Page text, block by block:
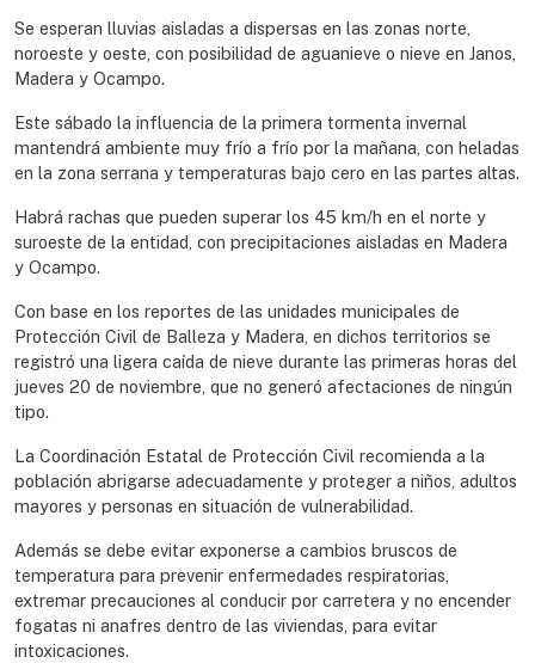
Se esperan lluvias aisladas a dispersas en las zonas norte,
noroeste y oeste, con posibilidad de aguanieve o nieve en Janos,
Madera y Ocampo.
Este sábado la influencia de la primera tormenta invernal
mantendrá ambiente muy frío a frío por la mañana, con heladas
en la zona serrana y temperaturas bajo cero en las partes altas.
Habrá rachas que pueden superar los 45 km/h en el norte y
suroeste de la entidad, con precipitaciones aisladas en Madera
y Ocampo.
Con base en los reportes de las unidades municipales de
Protección Civil de Balleza y Madera, en dichos territorios se
registró una ligera caída de nieve durante las primeras horas del
jueves 20 de noviembre, que no generó afectaciones de ningún
tipo.
La Coordinación Estatal de Protección Civil recomienda a la
población abrigarse adecuadamente y proteger a niños, adultos
mayores y personas en situación de vulnerabilidad.
Además se debe evitar exponerse a cambios bruscos de
temperatura para prevenir enfermedades respiratorias,
extremar precauciones al conducir por carretera y no encender
fogatas ni anafres dentro de las viviendas, para evitar
intoxicaciones.